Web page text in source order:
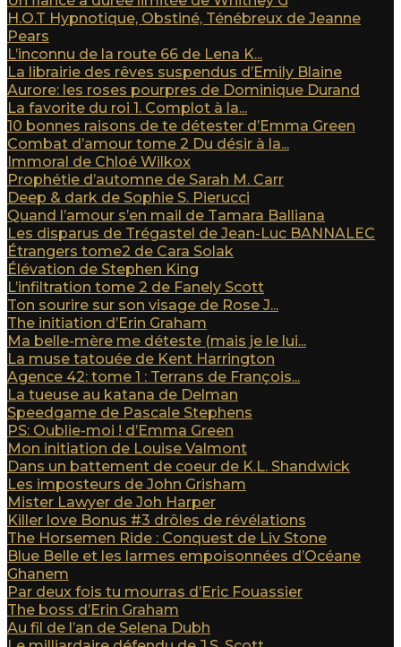
H.O.T Hypnotique, Obstiné, Ténébreux de Jeanne
Pears
L’inconnu de la route 66 de Lena K...
La librairie des rêves suspendus d’Emily Blaine
Aurore: les roses pourpres de Dominique Durand
La favorite du roi 1. Complot à la...
10 bonnes raisons de te détester d’Emma Green
Combat d’amour tome 2 Du désir à la...
Immoral de Chloé Wilkox
Prophétie d’automne de Sarah M. Carr
Deep & dark de Sophie S. Pierucci
Quand l’amour s’en mail de Tamara Balliana
Les disparus de Trégastel de Jean-Luc BANNALEC
Étrangers tome2 de Cara Solak
Élévation de Stephen King
L’infiltration tome 2 de Fanely Scott
Ton sourire sur son visage de Rose J...
The initiation d’Erin Graham
Ma belle-mère me déteste (mais je le lui...
La muse tatouée de Kent Harrington
Agence 42: tome 1 : Terrans de François...
La tueuse au katana de Delman
Speedgame de Pascale Stephens
PS: Oublie-moi ! d’Emma Green
Mon initiation de Louise Valmont
Dans un battement de coeur de K.L. Shandwick
Les imposteurs de John Grisham
Mister Lawyer de Joh Harper
Killer love Bonus #3 drôles de révélations
The Horsemen Ride : Conquest de Liv Stone
Blue Belle et les larmes empoisonnées d’Océane
Ghanem
Par deux fois tu mourras d’Eric Fouassier
The boss d’Erin Graham
Au fil de l’an de Selena Dubh